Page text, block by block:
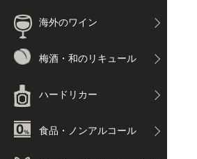
海外のワイン
梅酒・和のリキュール
ハードリカー
食品・ノンアルコール